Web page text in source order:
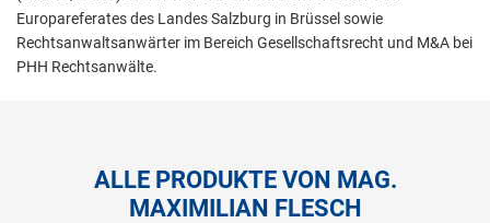
Europareferates des Landes Salzburg in Brüssel sowie
Rechtsanwaltsanwärter im Bereich Gesellschaftsrecht und M&A bei
PHH Rechtsanwälte.
ALLE PRODUKTE VON MAG.
MAXIMILIAN FLESCH